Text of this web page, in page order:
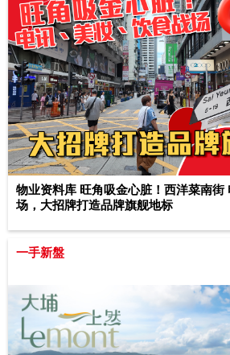
物业资料库 旺角吸金心脏！西洋菜南街
场，大招牌打造品牌旗舰地标
一手新盤